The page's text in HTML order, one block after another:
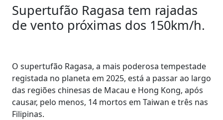
Supertufão Ragasa tem rajadas
de vento próximas dos 150km/h.
O supertufão Ragasa, a mais poderosa tempestade
registada no planeta em 2025, está a passar ao largo
das regiões chinesas de Macau e Hong Kong, após
causar, pelo menos, 14 mortos em Taiwan e três nas
Filipinas.